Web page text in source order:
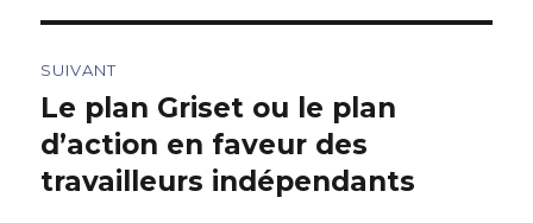
SUIVANT
Article
suivant :
Le plan Griset ou le plan
d’action en faveur des
travailleurs indépendants